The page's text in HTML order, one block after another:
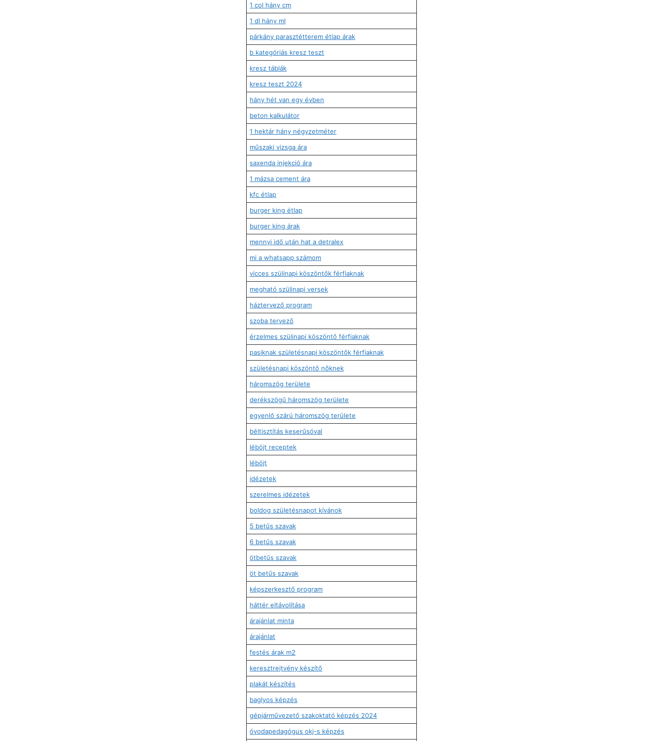
1 col hány cm
1 dl hány ml
párkány parasztétterem étlap árak
b kategóriás kresz teszt
kresz táblák
kresz teszt 2024
hány hét van egy évben
beton kalkulátor
1 hektár hány négyzetméter
műszaki vizsga ára
saxenda injekció ára
1 mázsa cement ára
kfc étlap
burger king étlap
burger king árak
mennyi idő után hat a detralex
mi a whatsapp számom
vicces szülinapi köszöntők férfiaknak
megható szülinapi versek
háztervező program
szoba tervező
érzelmes szülinapi köszöntő férfiaknak
pasiknak születésnapi köszöntők férfiaknak
születésnapi köszöntő nőknek
háromszög területe
derékszögű háromszög területe
egyenlő szárú háromszög területe
béltisztítás keserűsóval
léböjt receptek
léböjt
idézetek
szerelmes idézetek
boldog születésnapot kívánok
5 betűs szavak
6 betűs szavak
ötbetűs szavak
öt betűs szavak
képszerkesztő program
háttér eltávolítása
árajánlat minta
árajánlat
festés árak m2
keresztrejtvény készítő
plakát készítés
baglyos képzés
gépjárművezető szakoktató képzés 2024
óvodapedagógus okj-s képzés